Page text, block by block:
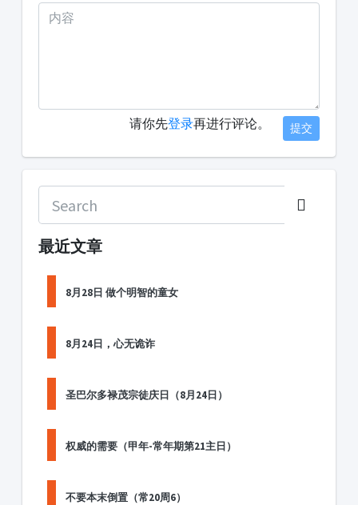
请你先登录再进行评论。 提交
最近文章
8月28日 做个明智的童女
8月24日，心无诡诈
圣巴尔多禄茂宗徒庆日（8月24日）
权威的需要（甲年-常年期第21主日）
不要本末倒置（常20周6）